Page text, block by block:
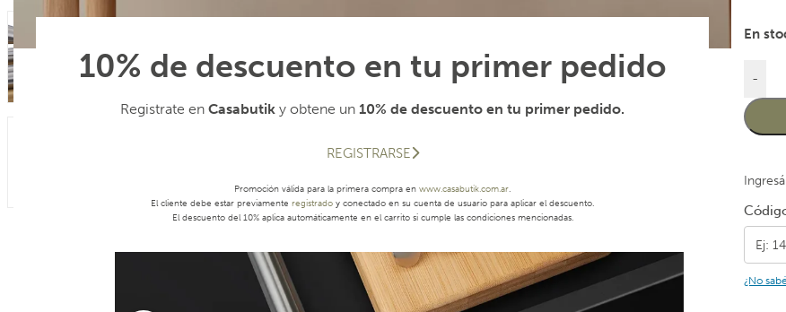
10% de descuento en tu primer pedido
Registrate en Casabutik y obtene un 10% de descuento en tu primer pedido.
REGISTRARSE
Promoción válida para la primera compra en www.casabutik.com.ar.
El cliente debe estar previamente registrado y conectado en su cuenta de usuario para aplicar el descuento.
El descuento del 10% aplica automáticamente en el carrito si cumple las condiciones mencionadas.
En
-
¿No